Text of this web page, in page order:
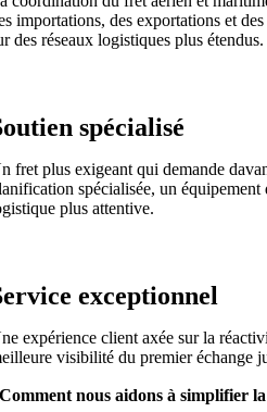
importations, des exportations et
des réseaux logistiques plus étendus.
spécialisé
fret plus exigeant qui demande
spécialisée, un
plus attentive.
exceptionnel
expérience client axée sur la
visibilité du premier échange
Comment nous aidons à simplifier